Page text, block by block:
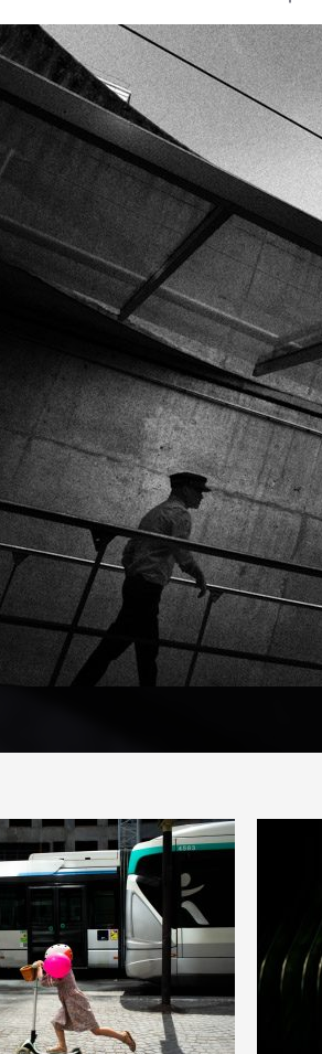
#NOIR #OMBRE
0 mm
22 novembre 2019